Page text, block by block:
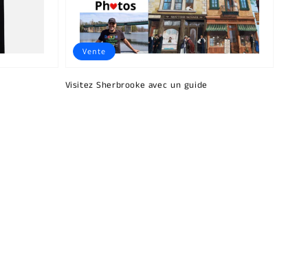
Visitez Sherbrooke avec un guide
Vente